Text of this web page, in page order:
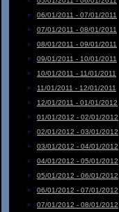
06/01/2011 - 07/01/2011
07/01/2011 - 08/01/2011
08/01/2011 - 09/01/2011
09/01/2011 - 10/01/2011
10/01/2011 - 11/01/2011
11/01/2011 - 12/01/2011
12/01/2011 - 01/01/2012
01/01/2012 - 02/01/2012
02/01/2012 - 03/01/2012
03/01/2012 - 04/01/2012
04/01/2012 - 05/01/2012
05/01/2012 - 06/01/2012
06/01/2012 - 07/01/2012
07/01/2012 - 08/01/2012